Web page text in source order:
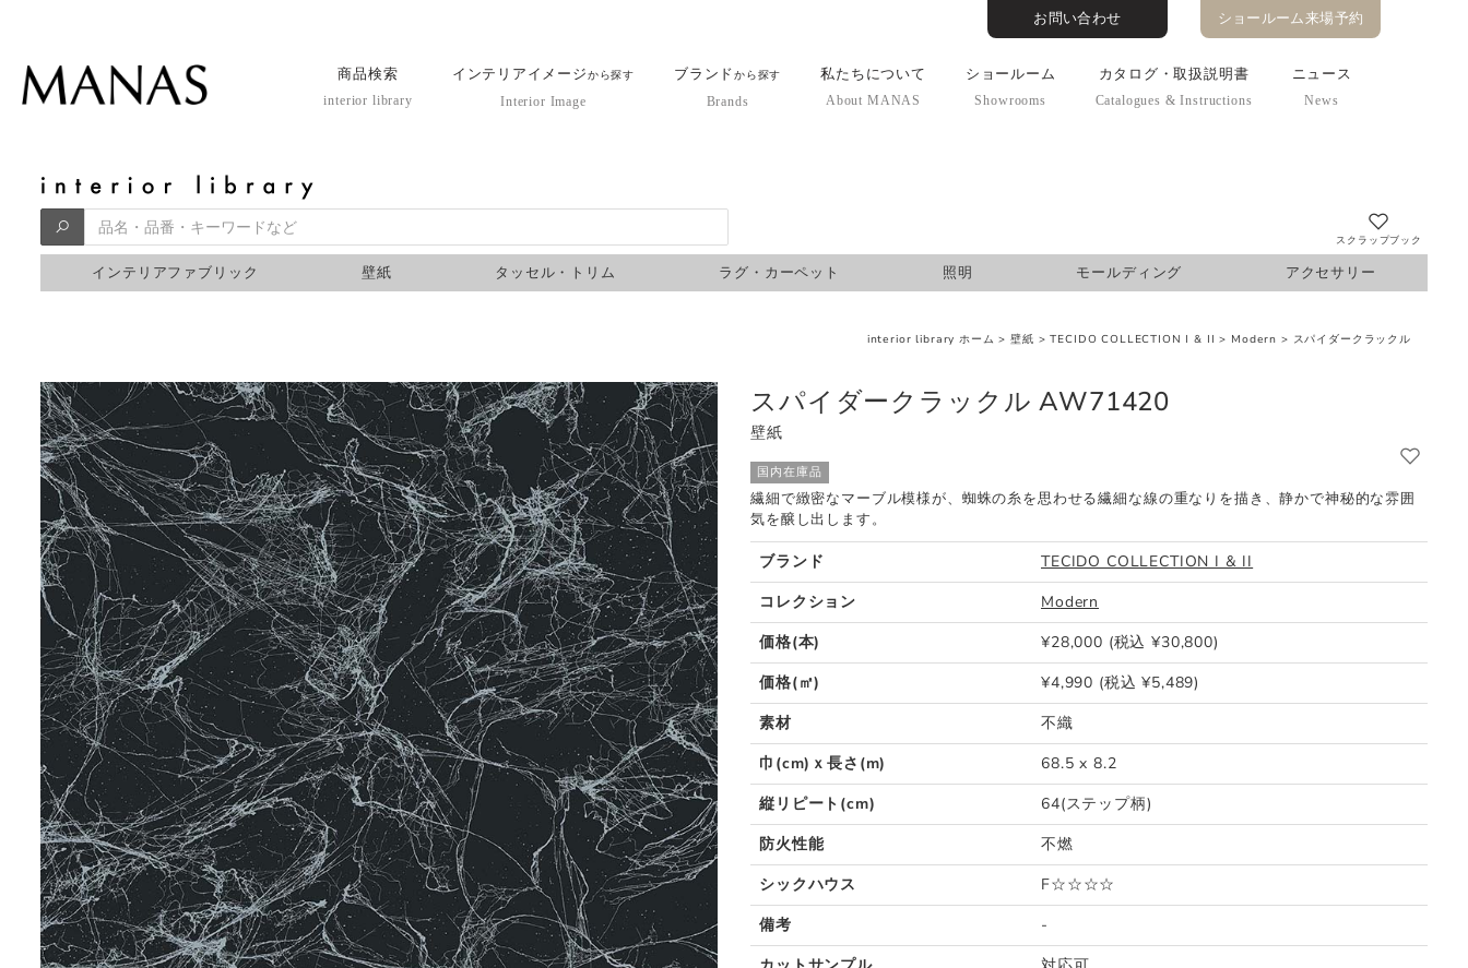
お問い合わせ ショールーム来場予約
商品検索
interior library
インテリアイメージから探す
Interior Image
ブランドから探す
Brands
私たちについて
About MANAS
ショールーム
Showrooms
カタログ・取扱説明書
Catalogues & Instructions
ニュース
News
スクラップブック
インテリアファブリック 壁紙 タッセル・トリム ラグ・カーペット 照明 モールディング アクセサリー
interior library ホーム >壁紙 >TECIDO COLLECTION I & II > Modern > スパイダークラックル
スパイダークラックル AW71420
壁紙
国内在庫品
繊細で緻密なマーブル模様が、蜘蛛の糸を思わせる繊細な線の重なりを描き、静かで神秘的な雰囲
気を醸し出します。
ブランド
TECIDO COLLECTION I & II
コレクション
Modern
価格(本)
¥28,000 (税込 ¥30,800)
価格(㎡)
¥4,990 (税込 ¥5,489)
素材
不織
巾(cm)ｘ長さ(m)
68.5 x 8.2
縦リピート(cm)
64(ステップ柄)
防火性能
不燃
シックハウス
F☆☆☆☆
備考
-